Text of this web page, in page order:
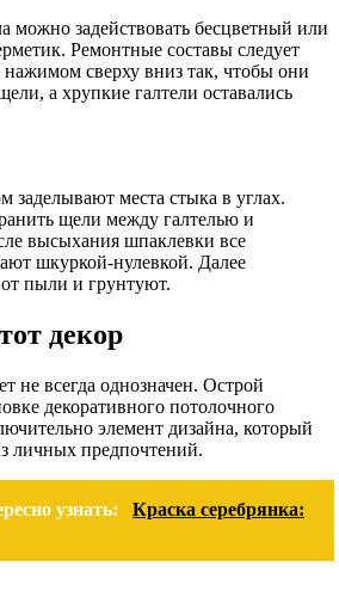
можно задействовать бесцветный или
Ремонтные составы следует
сверху вниз так, чтобы они
а хрупкие галтели оставались
заделывают места стыка в углах.
щели между галтелью и
высыхания шпаклевки все
шкуркой-нулевкой. Далее
пыли и грунтуют.
декор
не всегда однозначен. Острой
декоративного потолочного
элемент дизайна, который
личных предпочтений.
узнать:
Краска серебрянка: